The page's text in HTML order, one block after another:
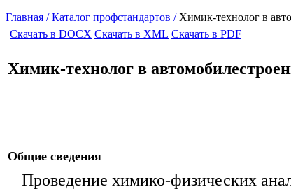
Главная /Каталог профстандартов / Химик-технолог в
Скачать в DOCX Скачать в XML Скачать в PDF
Химик-технолог в
Общие сведения
Проведение химико-физических